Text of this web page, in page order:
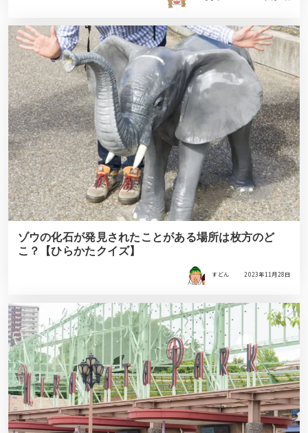
ゾウの化石が発見されたことがある場所は枚方のど
こ？【ひらかたクイズ】
すどん 2023年11月28日